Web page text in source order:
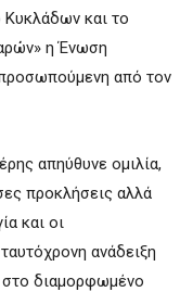
Κυκλάδων και το
η Ένωση
από τον
απηύθυνε ομιλία,
προκλήσεις αλλά
και οι
ανάδειξη
στο διαμορφωμένο